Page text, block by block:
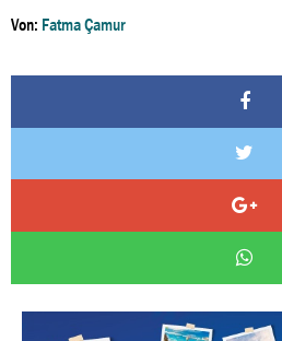
Von: Fatma Çamur